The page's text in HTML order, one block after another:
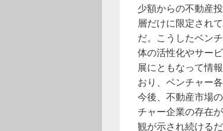
少額からの不動産
層だけに限定され
だ。こうしたベン
体の活性化やサー
展にともなって情
おり、ベンチャー
今後、不動産市場
チャー企業の存在
観が示され続けるだ